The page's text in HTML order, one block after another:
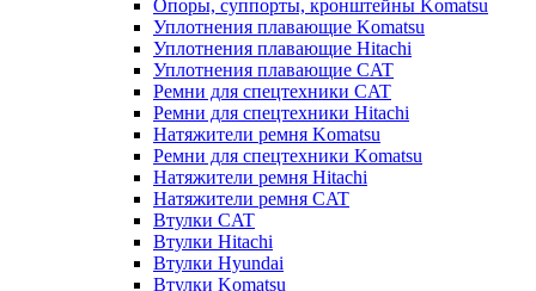
Опоры, суппорты, кронштейны Komatsu
Уплотнения плавающие Komatsu
Уплотнения плавающие Hitachi
Уплотнения плавающие CAT
Ремни для спецтехники CAT
Ремни для спецтехники Hitachi
Натяжители ремня Komatsu
Ремни для спецтехники Komatsu
Натяжители ремня Hitachi
Натяжители ремня CAT
Втулки CAT
Втулки Hitachi
Втулки Hyundai
Втулки Komatsu